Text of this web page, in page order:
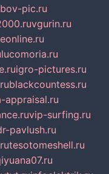
pic.ru
vgurin.ru
lucomoria.ru
igro-pictures.ru
blackcountess.ru
appraisal.ru
vip-surfing.ru
pavlush.ru
tesotomeshell.ru